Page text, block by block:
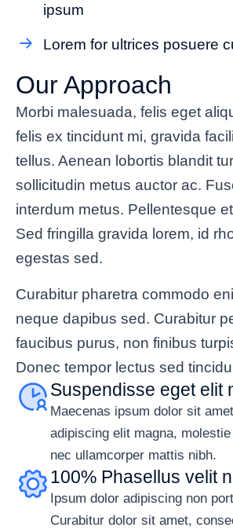
ipsum
Lorem for ultrices posuere
Our Approach
Morbi malesuada, felis eget
felis ex tincidunt mi, gravida
tellus. Aenean lobortis blandit
sollicitudin metus auctor ac.
interdum metus. Pellentesque
Sed fringilla gravida lorem, id
egestas sed.
Curabitur pharetra commodo
neque dapibus sed. Curabitur
faucibus purus, non finibus
Donec tempor lectus sed
Suspendisse eget elit
Maecenas ipsum dolor sit
adipiscing elit magna,
nec ullamcorper mattis nibh.
100% Phasellus velit
Ipsum dolor adipiscing non
Curabitur dolor sit amet,